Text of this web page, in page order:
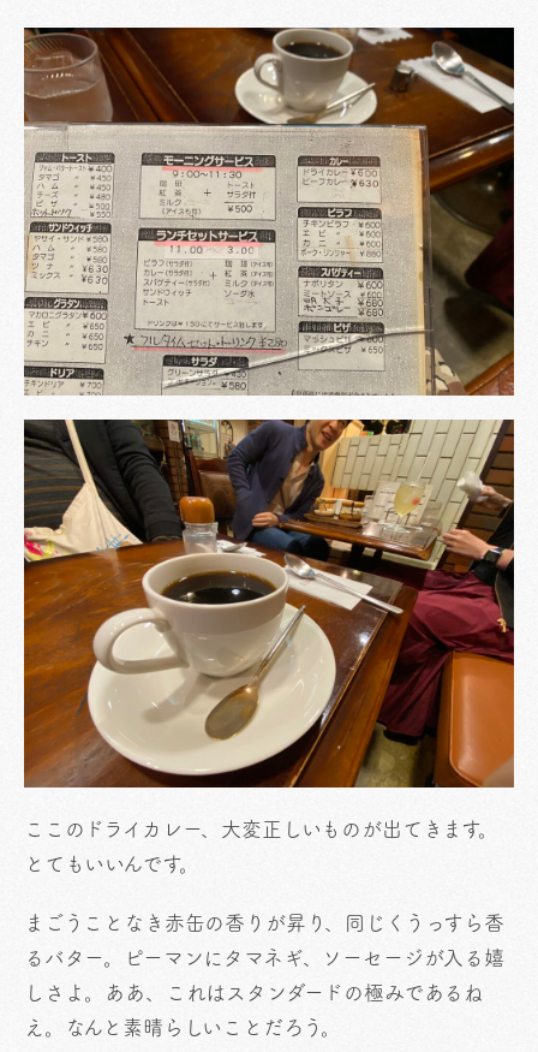
ここのドライカレー、大変正しいものが出てきます。
とてもいいんです。
まごうことなき赤缶の香りが昇り、同じくうっすら香
るバター。ピーマンにタマネギ、ソーセージが入る嬉
しさよ。ああ、これはスタンダードの極みであるね
え。なんと素晴らしいことだろう。